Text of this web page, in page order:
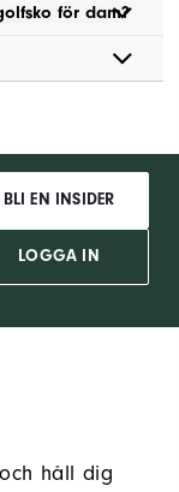
för dam?
BLI EN INSIDER
LOGGA IN
håll dig